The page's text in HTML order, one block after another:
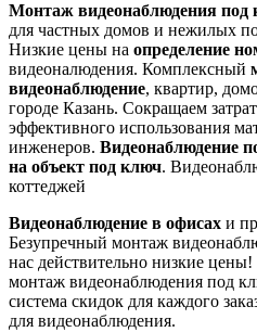
Монтаж видеонаблюдения под
для частных домов и нежилых
Низкие цены на определение
видеоналюдения. Комплексный
видеонаблюдение, квартир,
городе Казань. Сокращаем
эффективного использования
инженеров. Видеонаблюдение
на объект под ключ.
коттеджей
Видеонаблюдение в офисах и
Безупречный монтаж
нас действительно низкие
монтаж видеонаблюдения под
система скидок для каждого
для видеонаблюдения.